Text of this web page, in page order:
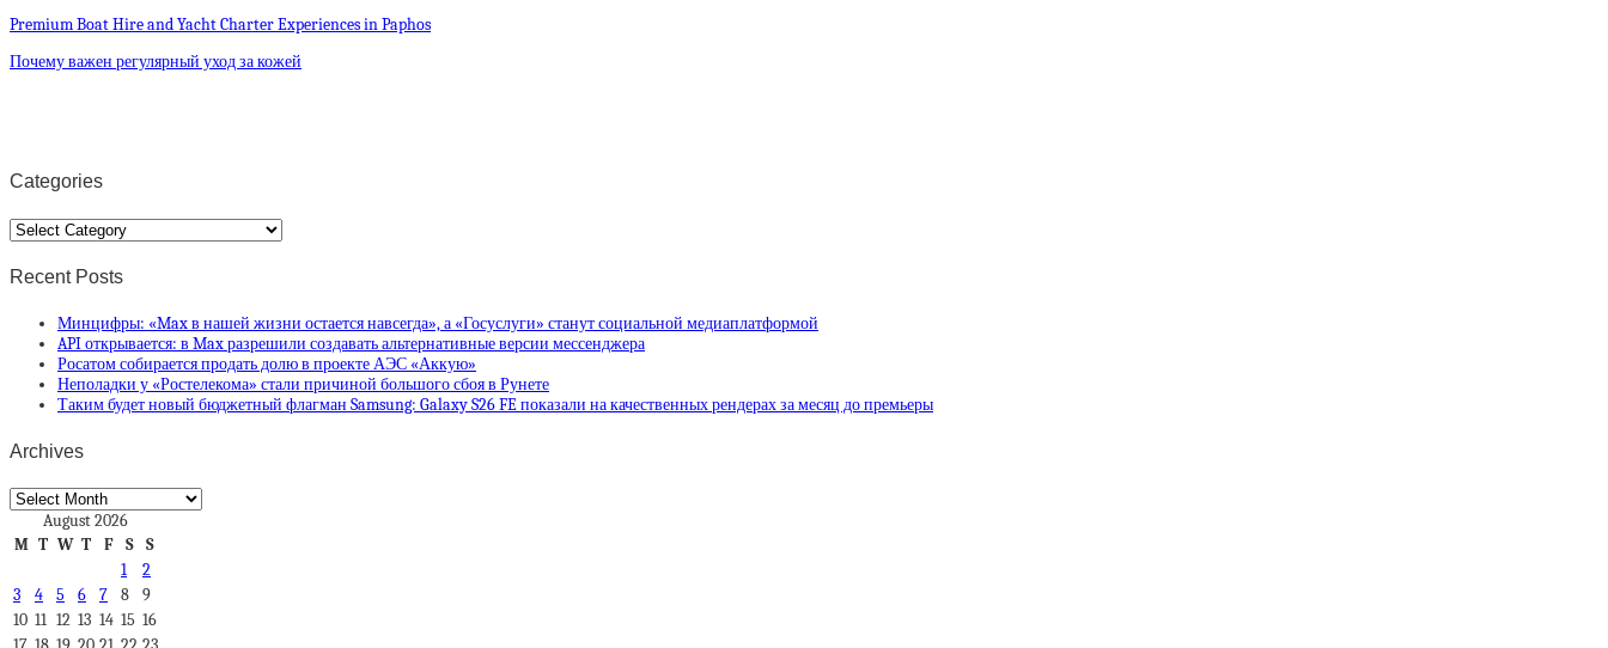
Premium Boat Hire and Yacht Charter Experiences in Paphos
Почему важен регулярный уход за кожей
Categories
Categories
Recent Posts
Минцифры: «Max в нашей жизни остается навсегда», а «Госуслуги» станут социальной медиаплатформой
API открывается: в Max разрешили создавать альтернативные версии мессенджера
Росатом собирается продать долю в проекте АЭС «Аккую»
Неполадки у «Ростелекома» стали причиной большого сбоя в Рунете
Таким будет новый бюджетный флагман Samsung: Galaxy S26 FE показали на качественных рендерах за месяц до премьеры
Archives
Archives
August 2026
M T W T F S
S
1
2
3
4 5 6 7 8
9
10 11 12 13 14 15 16